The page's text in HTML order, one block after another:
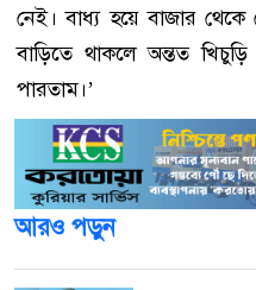
নেই। বাধ্য হয়ে বাজার থেকে
বাড়িতে থাকলে অন্তত
পারতাম।’
আরও পড়ুন